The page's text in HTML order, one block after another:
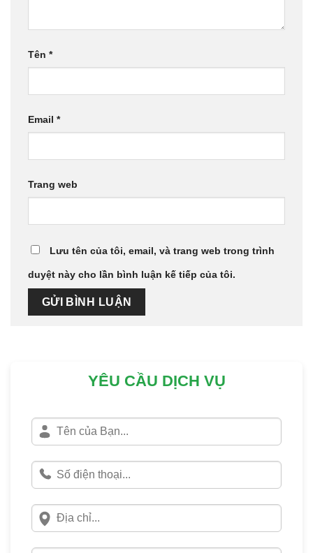
Tên *
Email *
Trang web
Lưu tên của tôi, email, và trang web trong trình
duyệt này cho lần bình luận kế tiếp của tôi.
YÊU CẦU DỊCH VỤ